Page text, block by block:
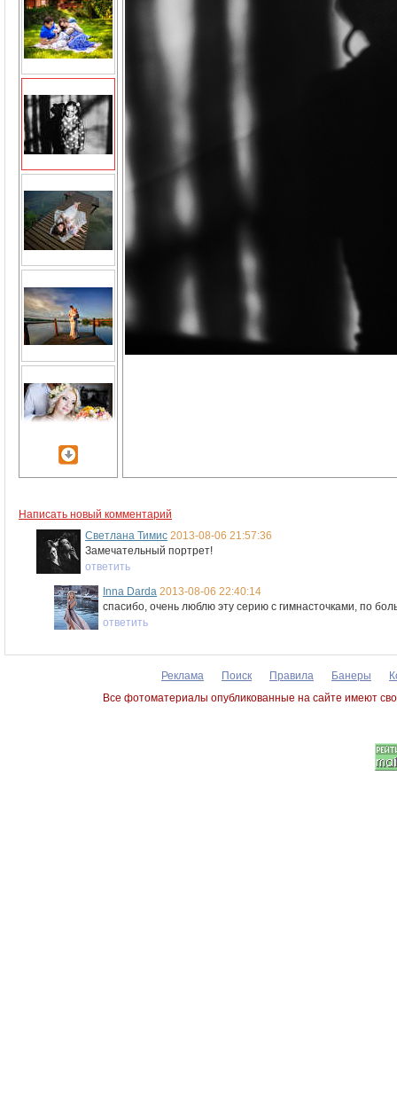
Написать новый комментарий
Светлана Тимис 2013-08-06 21:57:36
Замечательный портрет!
ответить
Inna Darda 2013-08-06 22:40:14
спасибо, очень люблю эту серию с гимнасточками, по
ответить
Реклама Поиск Правила Банеры
Все фотоматериалы опубликованные на сайте имеют